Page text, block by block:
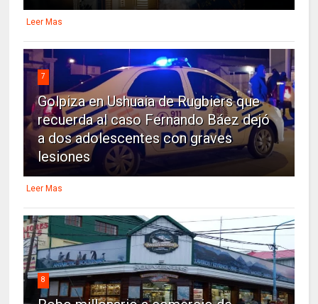
Leer Mas
7
Golpiza en Ushuaia de Rugbiers que
recuerda al caso Fernando Báez dejó
a dos adolescentes con graves
lesiones
Leer Mas
8